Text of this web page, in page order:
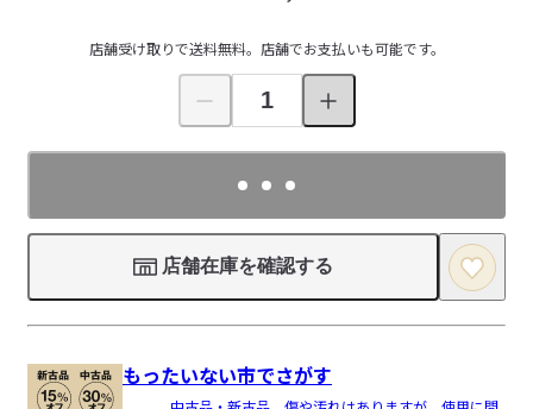
店舗受け取りで送料無料。店舗でお支払いも可能です。
店舗在庫を確認する
もったいない市でさがす